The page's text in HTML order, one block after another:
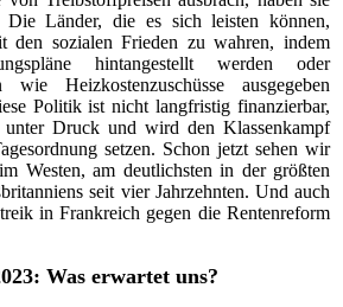
Die Länder, die es sich leisten können,
den sozialen Frieden zu wahren, indem
hintangestellt werden oder
wie Heizkostenzuschüsse ausgegeben
Politik ist nicht langfristig finanzierbar,
unter Druck und wird den Klassenkampf
setzen. Schon jetzt sehen wir
Westen, am deutlichsten in der größten
seit vier Jahrzehnten. Und auch
in Frankreich gegen die Rentenreform
Was erwartet uns?